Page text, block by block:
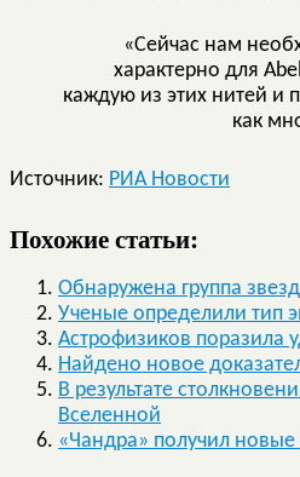
«Сейчас нам
характерно для
каждую из этих нитей и
как
Источник: РИА Новости
Похожие статьи:
Обнаружена группа
Ученые определили тип
Астрофизиков поразила
Найдено новое
В результате
Вселенной
«Чандра» получил